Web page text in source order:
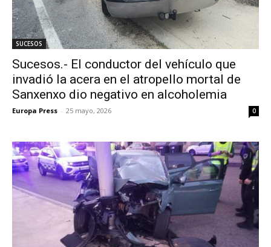
SUCESOS
Sucesos.- El conductor del vehículo que
invadió la acera en el atropello mortal de
Sanxenxo dio negativo en alcoholemia
Europa Press - 25 mayo, 2026 0